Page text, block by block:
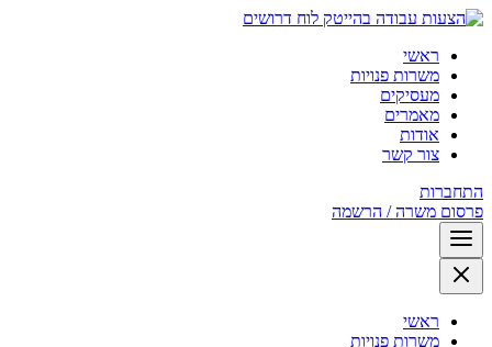
לוח דרושים
ראשי
משרות פנויות
מעסיקים
מאמרים
אודות
צור קשר
התחברות
פרסום משרה / הרשמה
ראשי
משרות פנויות